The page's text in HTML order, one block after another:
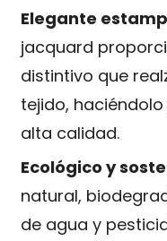
Elegante
jacquard
distintivo que
tejido,
alta calidad.
Ecológico y
natural,
de agua y